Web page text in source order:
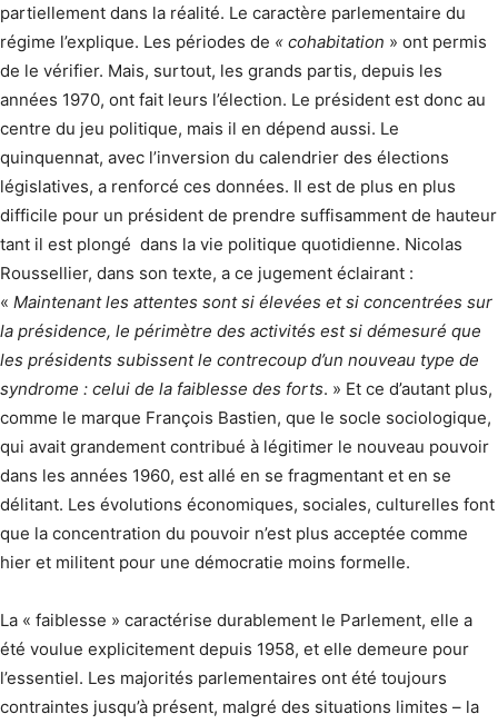
partiellement dans la réalité. Le caractère parlementaire du
régime l’explique. Les périodes de « cohabitation » ont permis
de le vérifier. Mais, surtout, les grands partis, depuis les
années 1970, ont fait leurs l’élection. Le président est donc au
centre du jeu politique, mais il en dépend aussi. Le
quinquennat, avec l’inversion du calendrier des élections
législatives, a renforcé ces données. Il est de plus en plus
difficile pour un président de prendre suffisamment de hauteur
tant il est plongé dans la vie politique quotidienne. Nicolas
Roussellier, dans son texte, a ce jugement éclairant :
« Maintenant les attentes sont si élevées et si concentrées sur
la présidence, le périmètre des activités est si démesuré que
les présidents subissent le contrecoup d’un nouveau type de
syndrome : celui de la faiblesse des forts. » Et ce d’autant plus,
comme le marque François Bastien, que le socle sociologique,
qui avait grandement contribué à légitimer le nouveau pouvoir
dans les années 1960, est allé en se fragmentant et en se
délitant. Les évolutions économiques, sociales, culturelles font
que la concentration du pouvoir n’est plus acceptée comme
hier et militent pour une démocratie moins formelle.
La « faiblesse » caractérise durablement le Parlement, elle a
été voulue explicitement depuis 1958, et elle demeure pour
l’essentiel. Les majorités parlementaires ont été toujours
contraintes jusqu’à présent, malgré des situations limites – la